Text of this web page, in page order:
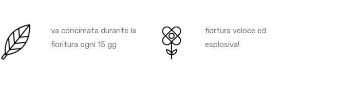
va concimata durante la
fioritura ogni 15 gg
fiortura veloce ed
esplosiva!